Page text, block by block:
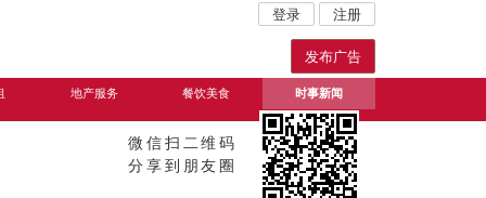
登录 注册
发布广告
地产服务 餐饮美食 时事新闻
微信扫二维码
分享到朋友圈